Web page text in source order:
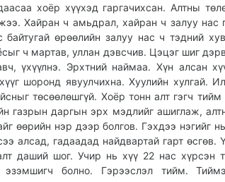
хоёр хүүхэд гаргачихсан. Алтны
Хайран ч амьдрал, хайран ч залуу нас
байтугай өрөөлийн залуу нас ч тэдний
ч мартав, уллан дэвсчив. Цэцэг шиг
үхүүлнэ. Эрхтний наймаа. Хүн алсан
шоронд явуулчихна. Хуулийн хулгай.
төсөөлөшгүй. Хоёр тонн алт гэгч тийм
газрын даргын эрх мэдлийг ашиглаж,
өөрийн нэр дээр болгов. Гэхдээ нэгийг
алсад, гадаадад найдвартай гарт өсгөв.
даший шог. Учир нь хүү 22 нас хүрсэн
болно. Гэрээслэл тийм.